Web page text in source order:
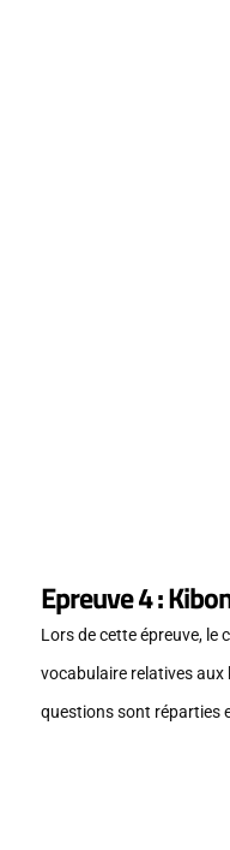
Epreuve 4 :
Lors de cette épreuve, le
vocabulaire relatives
questions sont réparties